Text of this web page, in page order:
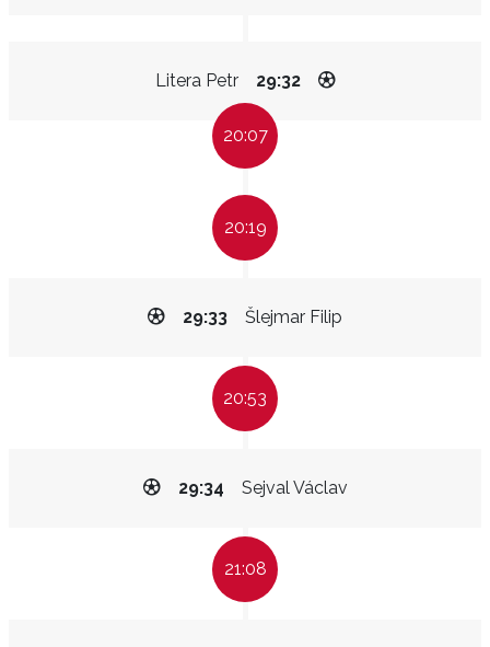
Litera Petr 29:32
20:07
20:19
Šlejmar Filip
29:33
20:53
Sejval Václav
29:34
21:08